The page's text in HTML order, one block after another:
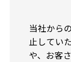
当社から
止してい
や、お客